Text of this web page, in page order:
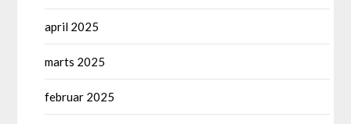
april 2025
marts 2025
februar 2025